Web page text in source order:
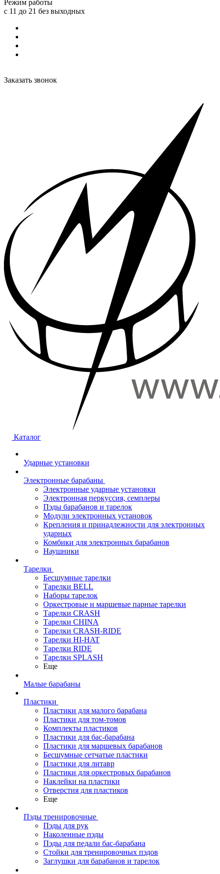
Режим работы
с 11 до 21 без выходных
Заказать звонок
Каталог
Ударные установки
Электронные барабаны
Электронные ударные установки
Электронная перкуссия, семплеры
Пэды барабанов и тарелок
Модули электронных установок
Крепления и принадлежности для электронных
ударных
Комбики для электронных барабанов
Наушники
Тарелки
Бесшумные тарелки
Тарелки BELL
Наборы тарелок
Оркестровые и маршевые парные тарелки
Тарелки CRASH
Тарелки CHINA
Тарелки CRASH-RIDE
Тарелки HI-HAT
Тарелки RIDE
Тарелки SPLASH
Еще
Малые барабаны
Пластики
Пластики для малого барабана
Пластики для том-томов
Комплекты пластиков
Пластики для бас-барабана
Пластики для маршевых барабанов
Бесшумные сетчатые пластики
Пластики для литавр
Пластики для оркестровых барабанов
Наклейки на пластики
Отверстия для пластиков
Еще
Пэды тренировочные
Пэды для рук
Наколенные пэды
Пэды для педали бас-барабана
Стойки для тренировочных пэдов
Заглушки для барабанов и тарелок